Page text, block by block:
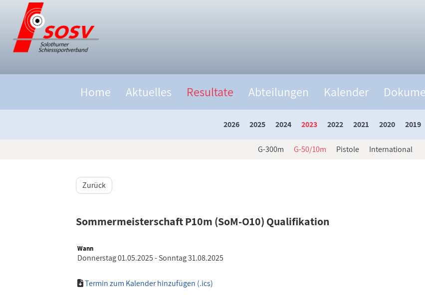
Home Aktuelles Resultate Abteilungen Kalender
2026 2025 2024 2023 2022 2021 2020 2019
G-300m G-50/10m Pistole International
Zurück
Sommermeisterschaft P10m (SoM-O10) Qualifikation
Wann
Donnerstag 01.05.2025 - Sonntag 31.08.2025
Termin zum Kalender hinzufügen (.ics)